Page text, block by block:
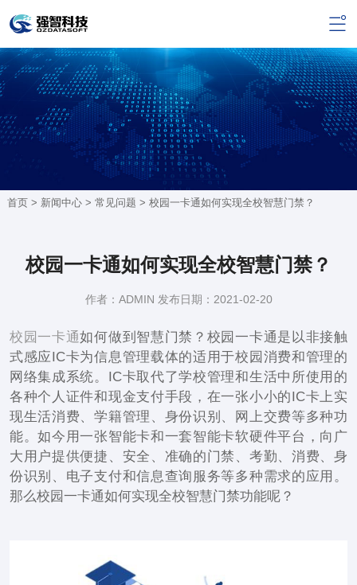
首页 > 新闻中心> 常见问题 > 校园一卡通如何实现全校智慧门禁？
校园一卡通如何实现全校智慧门禁？
作者：ADMIN 发布日期：2021-02-20
校园一卡通如何做到智慧门禁？校园一卡通是以非接触
式感应IC卡为信息管理载体的适用于校园消费和管理的
网络集成系统。IC卡取代了学校管理和生活中所使用的
各种个人证件和现金支付手段，在一张小小的IC卡上实
现生活消费、学籍管理、身份识别、网上交费等多种功
能。如今用一张智能卡和一套智能卡软硬件平台，向广
大用户提供便捷、安全、准确的门禁、考勤、消费、身
份识别、电子支付和信息查询服务等多种需求的应用。
那么校园一卡通如何实现全校智慧门禁功能呢？